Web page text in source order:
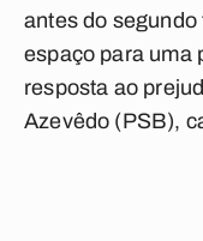
antes do
espaço para uma
resposta ao
Azevêdo (PSB),